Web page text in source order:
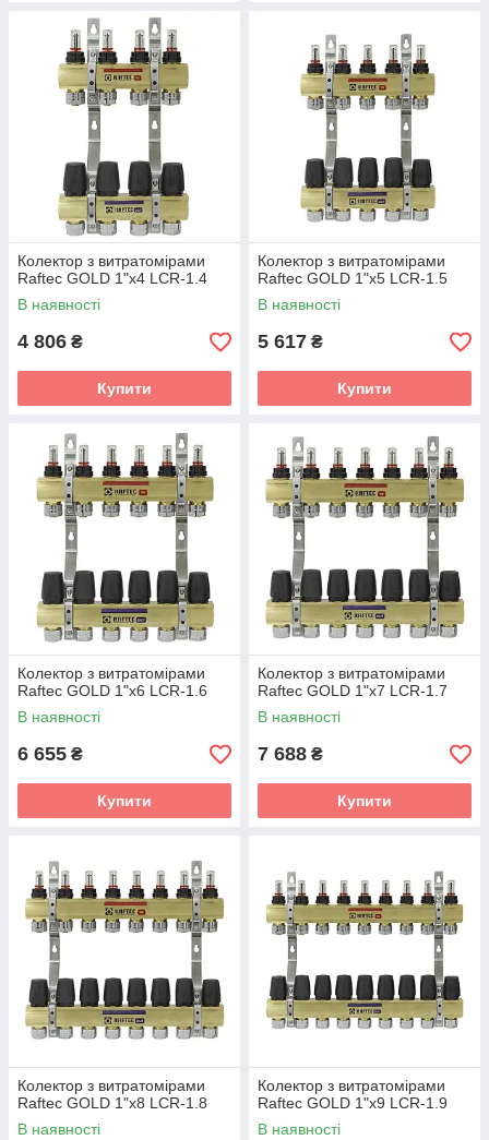
Колектор з витратомірами
Raftec GOLD 1"х4 LCR-1.4
В наявності
4 806 ₴
Купити
Колектор з витратомірами
Raftec GOLD 1"х5 LCR-1.5
В наявності
5 617 ₴
Купити
Колектор з витратомірами
Raftec GOLD 1"х6 LCR-1.6
В наявності
6 655 ₴
Купити
Колектор з витратомірами
Raftec GOLD 1"х7 LCR-1.7
В наявності
7 688 ₴
Купити
Колектор з витратомірами
Raftec GOLD 1"х8 LCR-1.8
В наявності
Колектор з витратомірами
Raftec GOLD 1"х9 LCR-1.9
В наявності